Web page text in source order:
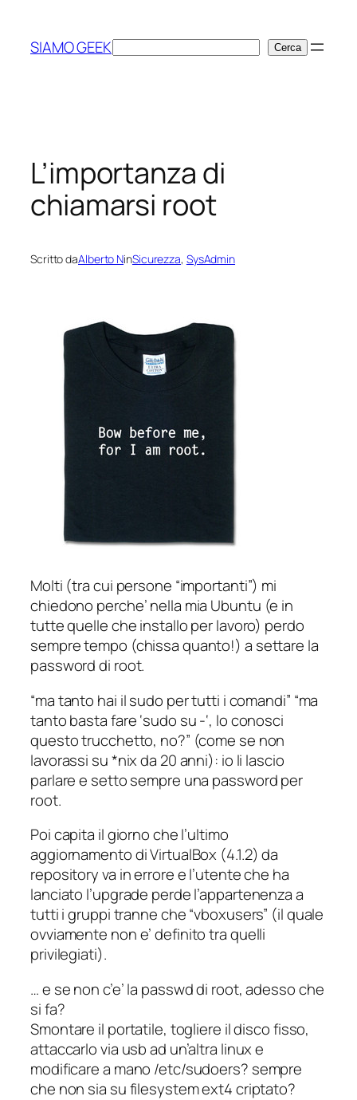
contenuto
SIAMO GEEKCerca Cerca
L’importanza di
chiamarsi root
Scritto daAlberto NinSicurezza, SysAdmin
Molti (tra cui persone “importanti”) mi
chiedono perche’ nella mia Ubuntu (e in
tutte quelle che installo per lavoro) perdo
sempre tempo (chissa quanto!) a settare la
password di root.
“ma tanto hai il sudo per tutti i comandi” “ma
tanto basta fare ‘sudo su -‘, lo conosci
questo trucchetto, no?” (come se non
lavorassi su *nix da 20 anni): io li lascio
parlare e setto sempre una password per
root.
Poi capita il giorno che l’ultimo
aggiornamento di VirtualBox (4.1.2) da
repository va in errore e l’utente che ha
lanciato l’upgrade perde l’appartenenza a
tutti i gruppi tranne che “vboxusers” (il quale
ovviamente non e’ definito tra quelli
privilegiati).
… e se non c’e’ la passwd di root, adesso che
si fa?
Smontare il portatile, togliere il disco fisso,
attaccarlo via usb ad un’altra linux e
modificare a mano /etc/sudoers? sempre
che non sia su filesystem ext4 criptato?